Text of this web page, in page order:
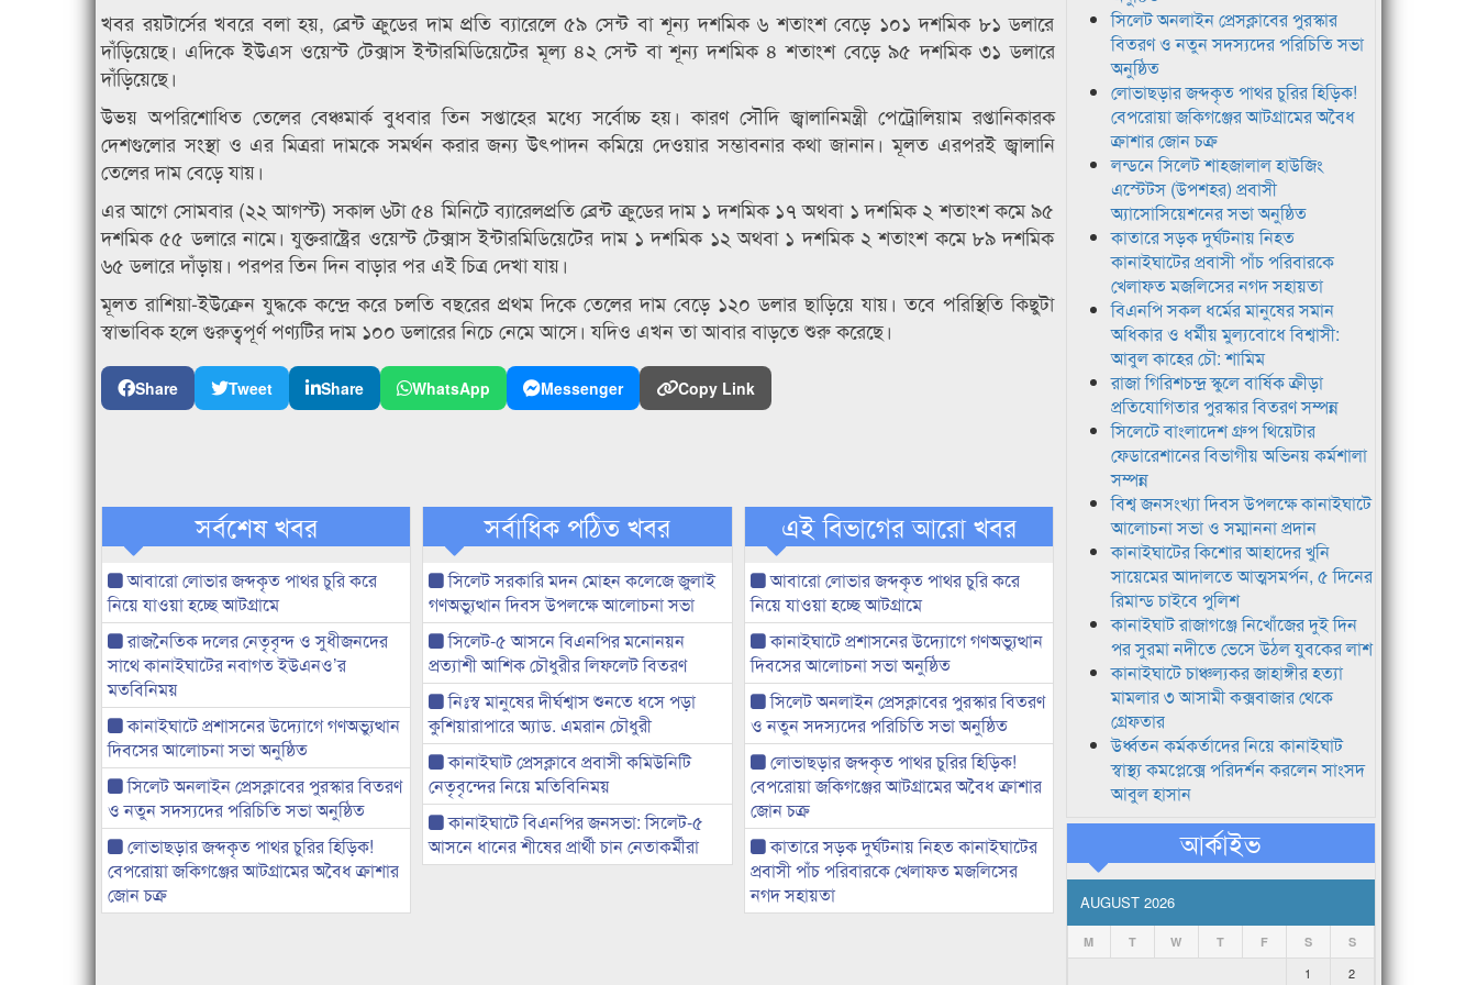
খবর রয়টার্সের খবরে বলা হয়, ব্রেন্ট ক্রুডের দাম প্রতি ব্যারেলে ৫৯ সেন্ট বা শূন্য দশমিক ৬ শতাংশ বেড়ে ১০১ দশমিক ৮১ ডলারে
দাঁড়িয়েছে। এদিকে ইউএস ওয়েস্ট টেক্সাস ইন্টারমিডিয়েটের মূল্য ৪২ সেন্ট বা শূন্য দশমিক ৪ শতাংশ বেড়ে ৯৫ দশমিক ৩১ ডলারে
দাঁড়িয়েছে।
উভয় অপরিশোধিত তেলের বেঞ্চমার্ক বুধবার তিন সপ্তাহের মধ্যে সর্বোচ্চ হয়। কারণ সৌদি জ্বালানিমন্ত্রী পেট্রোলিয়াম রপ্তানিকারক
দেশগুলোর সংস্থা ও এর মিত্ররা দামকে সমর্থন করার জন্য উৎপাদন কমিয়ে দেওয়ার সম্ভাবনার কথা জানান। মূলত এরপরই জ্বালানি
তেলের দাম বেড়ে যায়।
এর আগে সোমবার (২২ আগস্ট) সকাল ৬টা ৫৪ মিনিটে ব্যারেলপ্রতি ব্রেন্ট ক্রুডের দাম ১ দশমিক ১৭ অথবা ১ দশমিক ২ শতাংশ কমে ৯৫
দশমিক ৫৫ ডলারে নামে। যুক্তরাষ্ট্রের ওয়েস্ট টেক্সাস ইন্টারমিডিয়েটের দাম ১ দশমিক ১২ অথবা ১ দশমিক ২ শতাংশ কমে ৮৯ দশমিক
৬৫ ডলারে দাঁড়ায়। পরপর তিন দিন বাড়ার পর এই চিত্র দেখা যায়।
মূলত রাশিয়া-ইউক্রেন যুদ্ধকে কন্দ্রে করে চলতি বছরের প্রথম দিকে তেলের দাম বেড়ে ১২০ ডলার ছাড়িয়ে যায়। তবে পরিস্থিতি কিছুটা
স্বাভাবিক হলে গুরুত্বপূর্ণ পণ্যটির দাম ১০০ ডলারের নিচে নেমে আসে। যদিও এখন তা আবার বাড়তে শুরু করেছে।
Share Tweet Share WhatsApp Messenger Copy Link
সর্বশেষ খবর
আবারো লোভার জব্দকৃত পাথর চুরি করে
নিয়ে যাওয়া হচ্ছে আটগ্রামে
রাজনৈতিক দলের নেতৃবৃন্দ ও সুধীজনদের
সাথে কানাইঘাটের নবাগত ইউএনও’র
মতবিনিময়
কানাইঘাটে প্রশাসনের উদ্যোগে গণঅভ্যুত্থান
দিবসের আলোচনা সভা অনুষ্ঠিত
সিলেট অনলাইন প্রেসক্লাবের পুরস্কার বিতরণ
ও নতুন সদস্যদের পরিচিতি সভা অনুষ্ঠিত
লোভাছড়ার জব্দকৃত পাথর চুরির হিড়িক!
বেপরোয়া জকিগঞ্জের আটগ্রামের অবৈধ ক্রাশার
জোন চক্র
সর্বাধিক পঠিত খবর
সিলেট সরকারি মদন মোহন কলেজে জুলাই
গণঅভ্যুত্থান দিবস উপলক্ষে আলোচনা সভা
সিলেট-৫ আসনে বিএনপির মনোনয়ন
প্রত্যাশী আশিক চৌধুরীর লিফলেট বিতরণ
নিঃস্ব মানুষের দীর্ঘশ্বাস শুনতে ধসে পড়া
কুশিয়ারাপারে অ্যাড. এমরান চৌধুরী
কানাইঘাট প্রেসক্লাবে প্রবাসী কমিউনিটি
নেতৃবৃন্দের নিয়ে মতিবিনিময়
কানাইঘাটে বিএনপির জনসভা: সিলেট-৫
আসনে ধানের শীষের প্রার্থী চান নেতাকর্মীরা
এই বিভাগের আরো খবর
আবারো লোভার জব্দকৃত পাথর চুরি করে
নিয়ে যাওয়া হচ্ছে আটগ্রামে
কানাইঘাটে প্রশাসনের উদ্যোগে গণঅভ্যুত্থান
দিবসের আলোচনা সভা অনুষ্ঠিত
সিলেট অনলাইন প্রেসক্লাবের পুরস্কার বিতরণ
ও নতুন সদস্যদের পরিচিতি সভা অনুষ্ঠিত
লোভাছড়ার জব্দকৃত পাথর চুরির হিড়িক!
বেপরোয়া জকিগঞ্জের আটগ্রামের অবৈধ ক্রাশার
জোন চক্র
কাতারে সড়ক দুর্ঘটনায় নিহত কানাইঘাটের
প্রবাসী পাঁচ পরিবারকে খেলাফত মজলিসের
নগদ সহায়তা
সিলেট অনলাইন প্রেসক্লাবের পুরস্কার
বিতরণ ও নতুন সদস্যদের পরিচিতি সভা
অনুষ্ঠিত
লোভাছড়ার জব্দকৃত পাথর চুরির হিড়িক!
বেপরোয়া জকিগঞ্জের আটগ্রামের অবৈধ
ক্রাশার জোন চক্র
লন্ডনে সিলেট শাহজালাল হাউজিং
এস্টেটস (উপশহর) প্রবাসী
অ্যাসোসিয়েশনের সভা অনুষ্ঠিত
কাতারে সড়ক দুর্ঘটনায় নিহত
কানাইঘাটের প্রবাসী পাঁচ পরিবারকে
খেলাফত মজলিসের নগদ সহায়তা
বিএনপি সকল ধর্মের মানুষের সমান
অধিকার ও ধর্মীয় মুল্যবোধে বিশ্বাসী:
আবুল কাহের চৌ: শামিম
রাজা গিরিশচন্দ্র স্কুলে বার্ষিক ক্রীড়া
প্রতিযোগিতার পুরস্কার বিতরণ সম্পন্ন
সিলেটে বাংলাদেশ গ্রুপ থিয়েটার
ফেডারেশানের বিভাগীয় অভিনয় কর্মশালা
সম্পন্ন
বিশ্ব জনসংখ্যা দিবস উপলক্ষে কানাইঘাটে
আলোচনা সভা ও সম্মাননা প্রদান
কানাইঘাটের কিশোর আহাদের খুনি
সায়েমের আদালতে আত্মসমর্পন, ৫ দিনের
রিমান্ড চাইবে পুলিশ
কানাইঘাট রাজাগঞ্জে নিখোঁজের দুই দিন
পর সুরমা নদীতে ভেসে উঠল যুবকের লাশ
কানাইঘাটে চাঞ্চল্যকর জাহাঙ্গীর হত্যা
মামলার ৩ আসামী কক্সবাজার থেকে
গ্রেফতার
উর্ধ্বতন কর্মকর্তাদের নিয়ে কানাইঘাট
স্বাস্থ্য কমপ্লেক্সে পরিদর্শন করলেন সাংসদ
আবুল হাসান
আর্কাইভ
AUGUST 2026
M T W T F S S
1
2